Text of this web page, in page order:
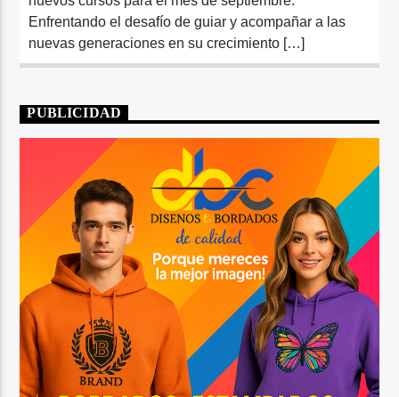
Enfrentando el desafío de guiar y acompañar a las
nuevas generaciones en su crecimiento […]
PUBLICIDAD